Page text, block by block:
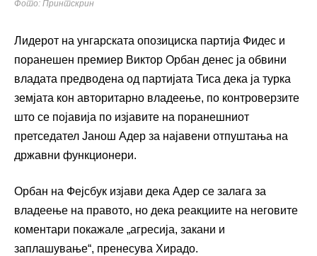
Фото: Принтскрин
Лидерот на унгарската опозициска партија Фидес и
поранешен премиер Виктор Орбан денес ја обвини
владата предводена од партијата Тиса дека ја турка
земјата кон авторитарно владеење, по контроверзите
што се појавија по изјавите на поранешниот
претседател Јанош Адер за најавени отпуштања на
државни функционери.
Орбан на Фејсбук изјави дека Адер се залага за
владеење на правото, но дека реакциите на неговите
коментари покажале „агресија, закани и
заплашување“, пренесува Хирадо.